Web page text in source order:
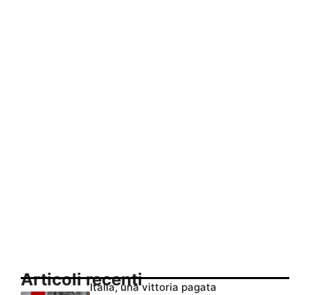
Articoli recentiItalia, una vittoria pagata